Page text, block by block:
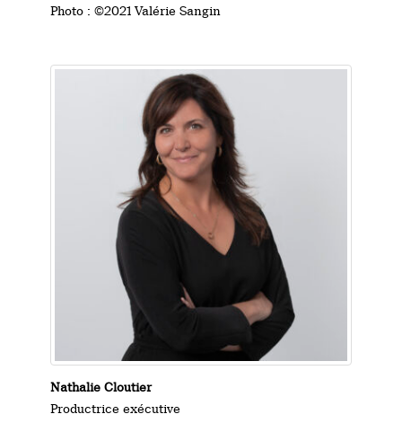
Photo : ©2021 Valérie Sangin
Nathalie Cloutier
Productrice exécutive